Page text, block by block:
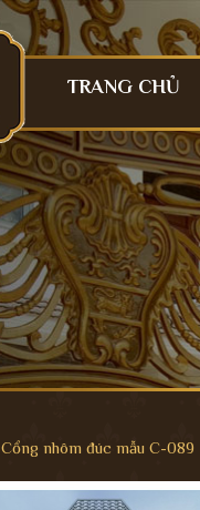
TRANG CHỦ
Cổng nhôm đúc mẫu C-089